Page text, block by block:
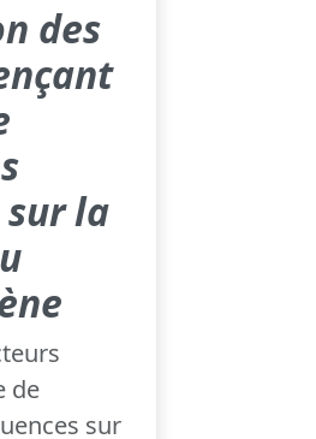
des
sur la
de
sur